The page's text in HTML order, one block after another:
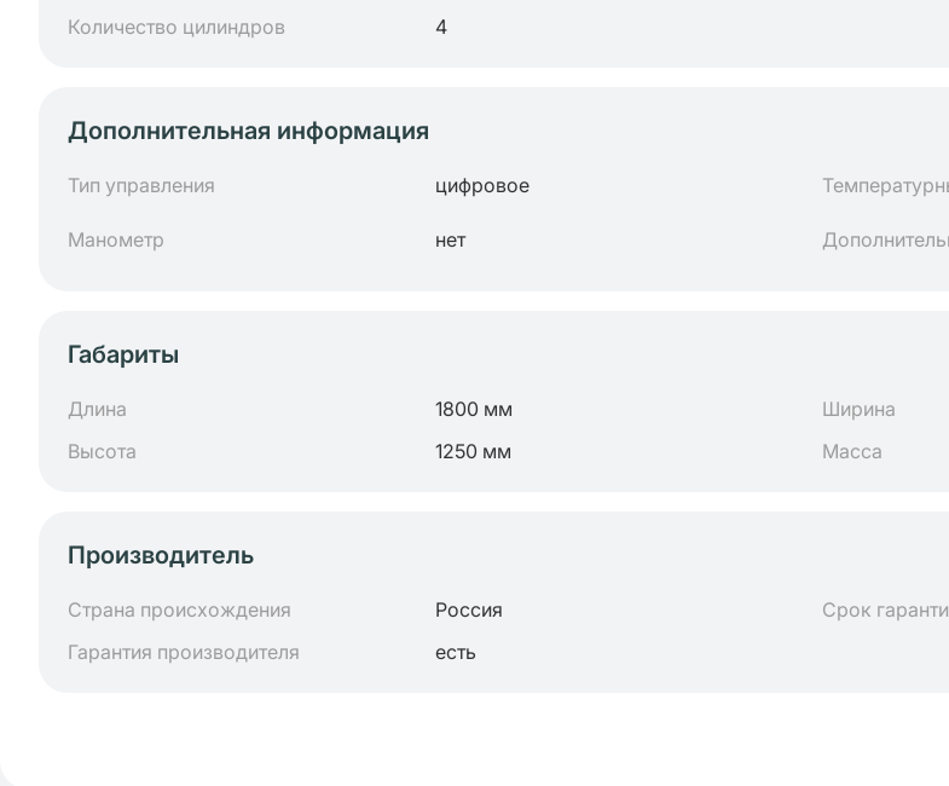
Количество цилиндров
4
Дополнительная информация
Тип управления цифровое
Манометр нет
Габариты
Длина 1800 мм Ширина
Высота
1250 мм Масса
Производитель
Страна происхождения Россия Срок
Гарантия производителя
есть